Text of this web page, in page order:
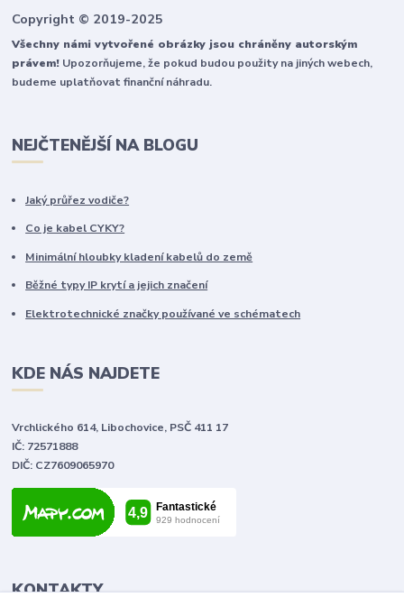
Copyright © 2019-2025
Všechny námi vytvořené obrázky jsou chráněny autorským
právem! Upozorňujeme, že pokud budou použity na jiných webech,
budeme uplatňovat finanční náhradu.
NEJČTENĚJŠÍ NA BLOGU
Jaký průřez vodiče?
Co je kabel CYKY?
Minimální hloubky kladení kabelů do země
Běžné typy IP krytí a jejich značení
Elektrotechnické značky používané ve schématech
KDE NÁS NAJDETE
Vrchlického 614, Libochovice, PSČ 411 17
IČ: 72571888
DIČ: CZ7609065970
KONTAKTY